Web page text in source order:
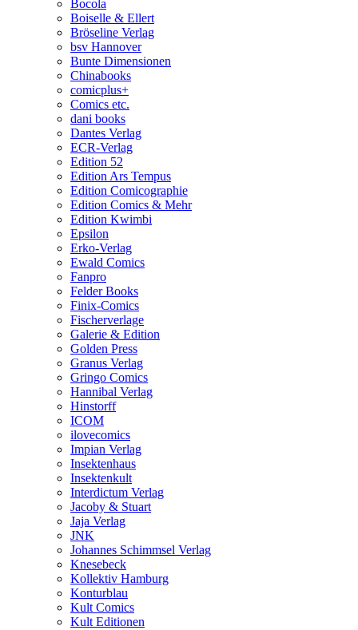
Bocola
Boiselle & Ellert
Bröseline Verlag
bsv Hannover
Bunte Dimensionen
Chinabooks
comicplus+
Comics etc.
dani books
Dantes Verlag
ECR-Verlag
Edition 52
Edition Ars Tempus
Edition Comicographie
Edition Comics & Mehr
Edition Kwimbi
Epsilon
Erko-Verlag
Ewald Comics
Fanpro
Felder Books
Finix-Comics
Fischerverlage
Galerie & Edition
Golden Press
Granus Verlag
Gringo Comics
Hannibal Verlag
Hinstorff
ICOM
ilovecomics
Impian Verlag
Insektenhaus
Insektenkult
Interdictum Verlag
Jacoby & Stuart
Jaja Verlag
JNK
Johannes Schimmsel Verlag
Knesebeck
Kollektiv Hamburg
Konturblau
Kult Comics
Kult Editionen